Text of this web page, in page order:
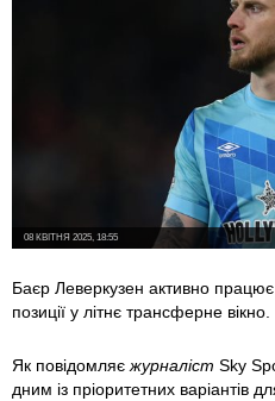
08 КВІТНЯ 2025, 18:55
Баєр Леверкузен активно
позиції у літнє трансферне вікно.
Як повідомляєжурналіст Sky
дним із пріоритетних варіантів